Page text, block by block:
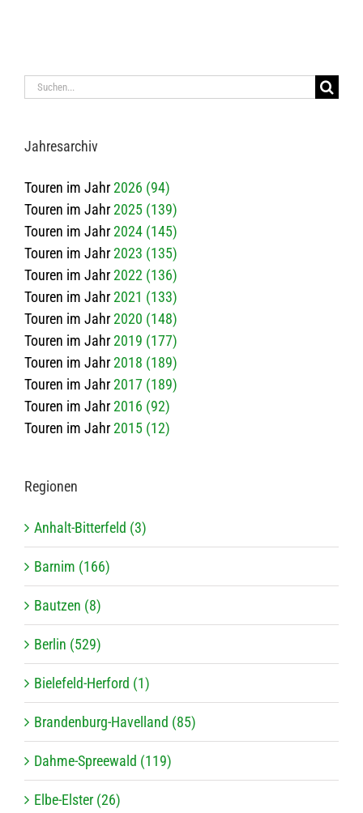
Suche
Jah­res­ar­chiv
Touren im Jahr2026 (94)
Touren im Jahr2025 (139)
Touren im Jahr2024 (145)
Touren im Jahr2023 (135)
Touren im Jahr2022 (136)
Touren im Jahr2021 (133)
Touren im Jahr2020 (148)
Touren im Jahr2019 (177)
Touren im Jahr2018 (189)
Touren im Jahr2017 (189)
Touren im Jahr2016 (92)
Touren im Jahr2015 (12)
Regio­nen
Anhalt-Bitterfeld (3)
Barnim (166)
Bautzen (8)
Berlin (529)
Bielefeld-Herford (1)
Brandenburg-Havelland (85)
Dahme-Spreewald (119)
Elbe-Elster (26)